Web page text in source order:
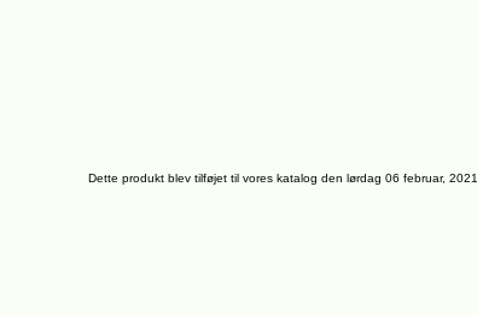
Dette produkt blev tilføjet til vores katalog den lørdag 06 februar, 2021.